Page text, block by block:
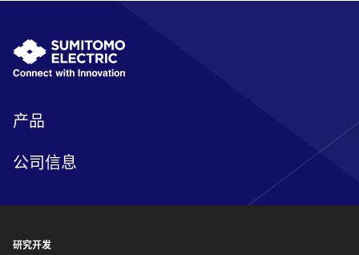
产品
公司信息
研究开发